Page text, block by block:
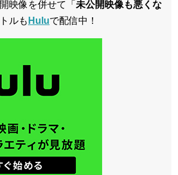
映像を併せて「 未公開映像も悪くな
ルも Huluで配信中！